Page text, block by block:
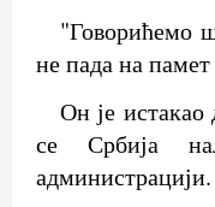
"Говорићемо
не пада на
Он је истакао
се Србија
администрацији.